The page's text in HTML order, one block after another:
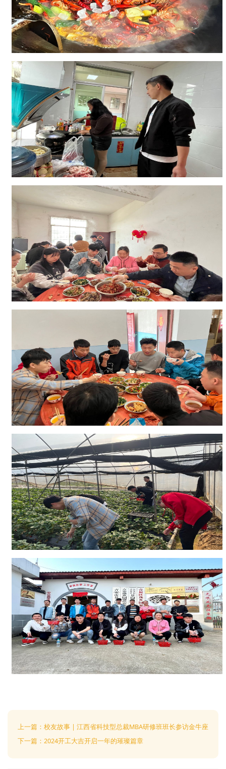
上一篇：校友故事 | 江西省科技型总裁MBA研修班班长参访金牛座
下一篇：2024开工大吉开启一年的璀璨篇章